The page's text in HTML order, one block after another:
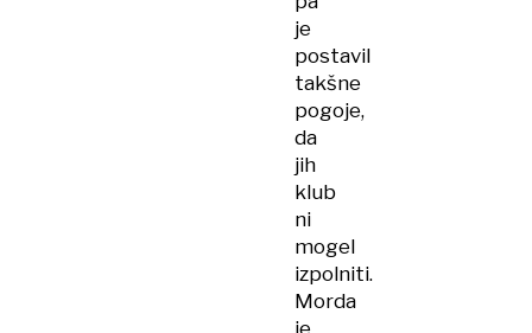
je
postavil
takšne
pogoje,
da
jih
klub
ni
mogel
izpolniti.
Morda